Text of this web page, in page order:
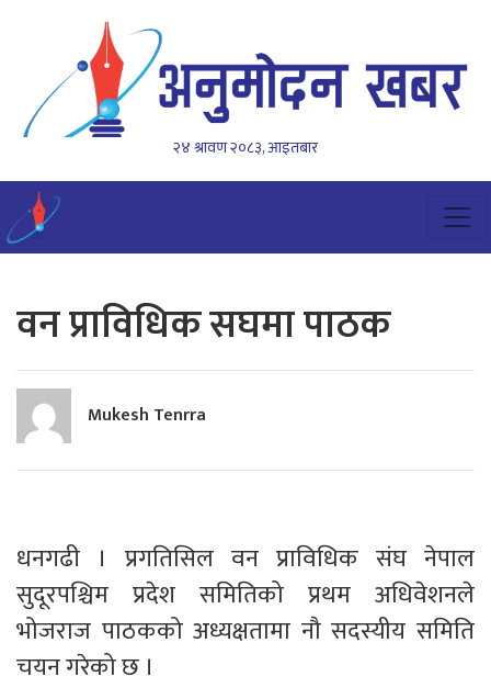
२४ श्रावण २०८३, आइतबार
वन प्राविधिक सघमा पाठक
Mukesh Tenrra
धनगढी । प्रगतिसिल वन प्राविधिक संघ नेपाल
सुदूरपश्चिम प्रदेश समितिको प्रथम अधिवेशनले
भोजराज पाठकको अध्यक्षतामा नौ सदस्यीय समिति
चयन गरेको छ ।